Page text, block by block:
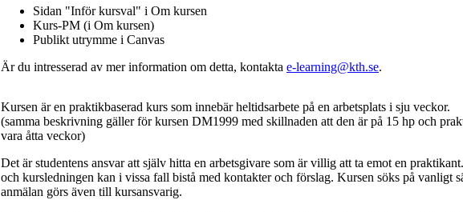
Sidan "Inför kursval" i Om kursen
Kurs-PM (i Om kursen)
Publikt utrymme i Canvas
Är du intresserad av mer information om detta, kontakta e-learning@kth.se.
Kursen är en praktikbaserad kurs som innebär heltidsarbete på en arbetsplats i sju veckor.
(samma beskrivning gäller för kursen DM1999 med skillnaden att den är på 15 hp och
vara åtta veckor)
Det är studentens ansvar att själv hitta en arbetsgivare som är villig att ta emot en
och kursledningen kan i vissa fall bistå med kontakter och förslag. Kursen söks på vanligt
anmälan görs även till kursansvarig.